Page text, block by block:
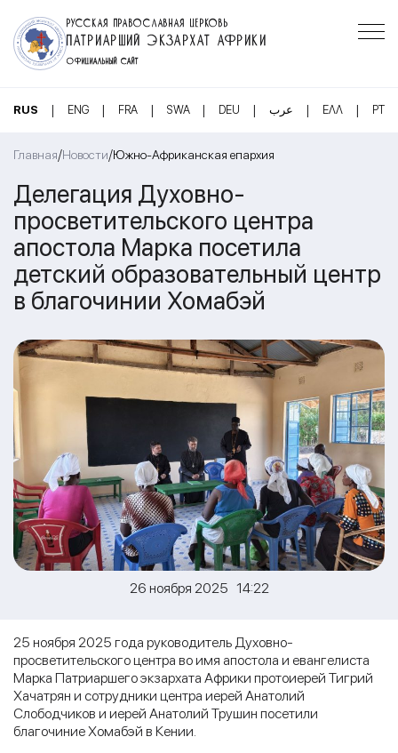
РУССКАЯ ПРАВОСЛАВНАЯ ЦЕРКОВЬ
ПАТРИАРШИЙ ЭКЗАРХАТ АФРИКИ
ОФИЦИАЛЬНЫЙ САЙТ
RUS | ENG | FRA | SWA | DEU | عرب | ΕΛΛ | PT
Главная/Новости/Южно-Африканская епархия
Делегация Духовно-
просветительского центра
апостола Марка посетила
детский образовательный центр
в благочинии Хомабэй
26 ноября 2025 14:22
25 ноября 2025 года руководитель Духовно-
просветительского центра во имя апостола и евангелиста
Марка Патриаршего экзархата Африки протоиерей Тигрий
Хачатрян и сотрудники центра иерей Анатолий
Слободчиков и иерей Анатолий Трушин посетили
благочиние Хомабэй в Кении.